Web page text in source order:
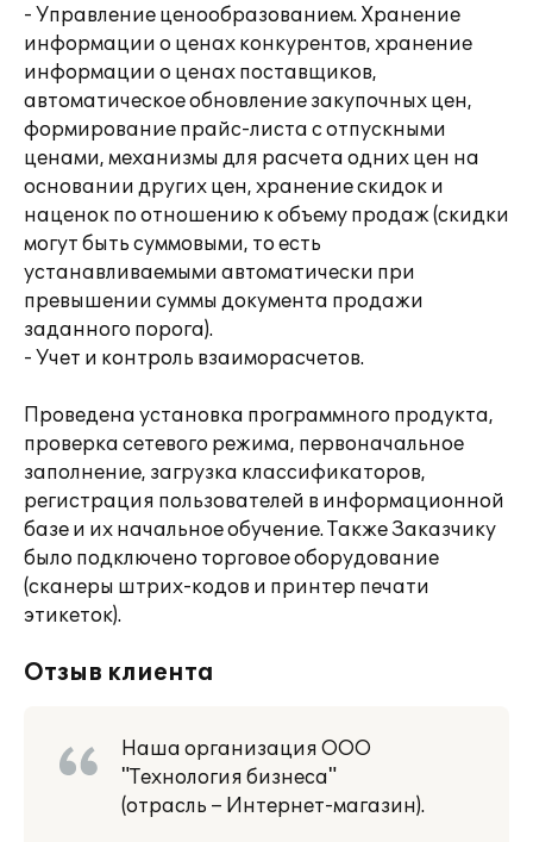
- Управление ценообразованием. Хранение
информации о ценах конкурентов, хранение
информации о ценах поставщиков,
автоматическое обновление закупочных цен,
формирование прайс-листа с отпускными
ценами, механизмы для расчета одних цен на
основании других цен, хранение скидок и
наценок по отношению к объему продаж (скидки
могут быть суммовыми, то есть
устанавливаемыми автоматически при
превышении суммы документа продажи
заданного порога).
- Учет и контроль взаиморасчетов.
Проведена установка программного продукта,
проверка сетевого режима, первоначальное
заполнение, загрузка классификаторов,
регистрация пользователей в информационной
базе и их начальное обучение. Также Заказчику
было подключено торговое оборудование
(сканеры штрих-кодов и принтер печати
этикеток).
Отзыв клиента
Наша организация ООО
"Технология бизнеса"
(отрасль – Интернет-магазин).